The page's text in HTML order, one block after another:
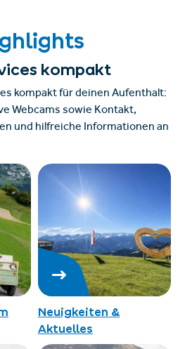
kompakt
kompakt für deinen Aufenthalt:
Webcams sowie Kontakt,
und hilfreiche Informationen an
Neuigkeiten &
Aktuelles